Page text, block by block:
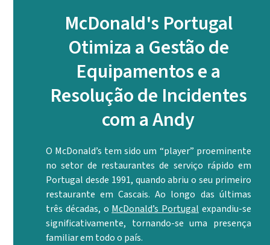
McDonald's Portugal
Otimiza a Gestão de
Equipamentos e a
Resolução de Incidentes
com a Andy
O McDonald’s tem sido um “player” proeminente
no setor de restaurantes de serviço rápido em
Portugal desde 1991, quando abriu o seu primeiro
restaurante em Cascais. Ao longo das últimas
três décadas, o McDonald’s Portugal expandiu-se
significativamente, tornando-se uma presença
familiar em todo o país.